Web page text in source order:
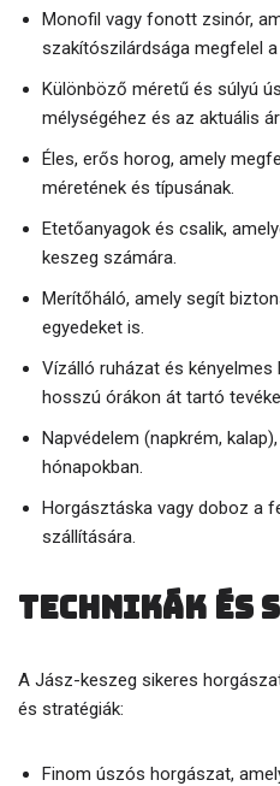
Monofil vagy fonott zsinór,
szakítószilárdsága megfelel
Különböző méretű és súlyú
mélységéhez és az aktuális
Éles, erős horog, amely
méretének és típusának.
Etetőanyagok és csalik,
keszeg számára.
Merítőháló, amely segít
egyedeket is.
Vízálló ruházat és kényelmes
hosszú órákon át tartó
Napvédelem (napkrém,
hónapokban.
Horgásztáska vagy doboz a
szállítására.
Technikák
A Jász-keszeg sikeres
és stratégiák:
Finom úszós horgászat,